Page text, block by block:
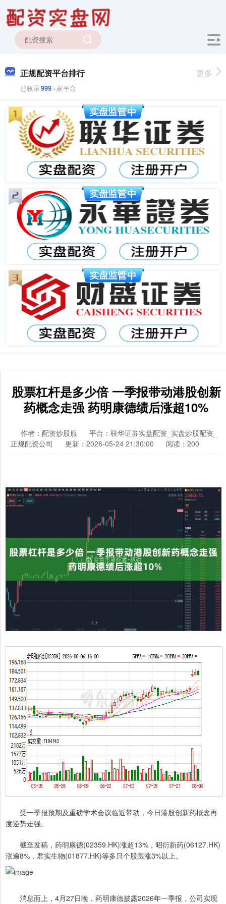
正规配资平台排行
已收录999+家平台
更多
股票杠杆是多少倍 一季报带动港股创新
药概念走强 药明康德绩后涨超10%
作者：配资炒股服
平台：联华证券实盘配资_实盘炒股配资_
正规配资公司
更新：2026-05-24 21:30:00 阅读：200
受一季报预期及重磅学术会议临近带动，今日港股创新药概念再
度逆势走强。
截至发稿，药明康德(02359.HK)涨超13%，昭衍新药(06127.HK)
涨逾8%，君实生物(01877.HK)等多只个股跟涨3%以上。
消息面上，4月27日晚，药明康德披露2026年一季报，公司实现